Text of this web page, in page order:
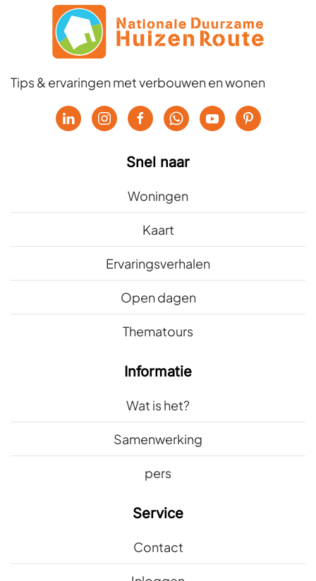
Tips & ervaringen met verbouwen en wonen
Snel naar
Woningen
Kaart
Ervaringsverhalen
Open dagen
Thematours
Informatie
Wat is het?
Samenwerking
pers
Service
Contact